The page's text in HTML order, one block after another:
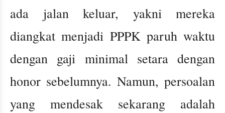
ada jalan keluar, yakni mereka
diangkat menjadi PPPK paruh waktu
dengan gaji minimal setara dengan
honor sebelumnya. Namun, persoalan
yang mendesak sekarang adalah